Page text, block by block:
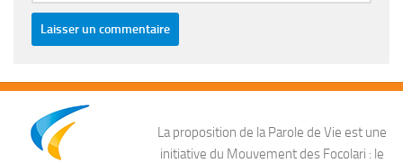
La proposition de la Parole de Vie est une
initiative du Mouvement des Focolari : le